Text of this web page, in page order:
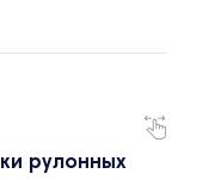
рулонных